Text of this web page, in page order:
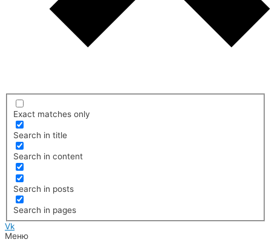
Exact matches only
Search in title
Search in content
Search in posts
Search in pages
Vk
Меню